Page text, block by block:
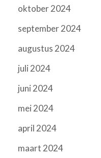
oktober 2024
september 2024
augustus 2024
juli 2024
juni 2024
mei 2024
april 2024
maart 2024